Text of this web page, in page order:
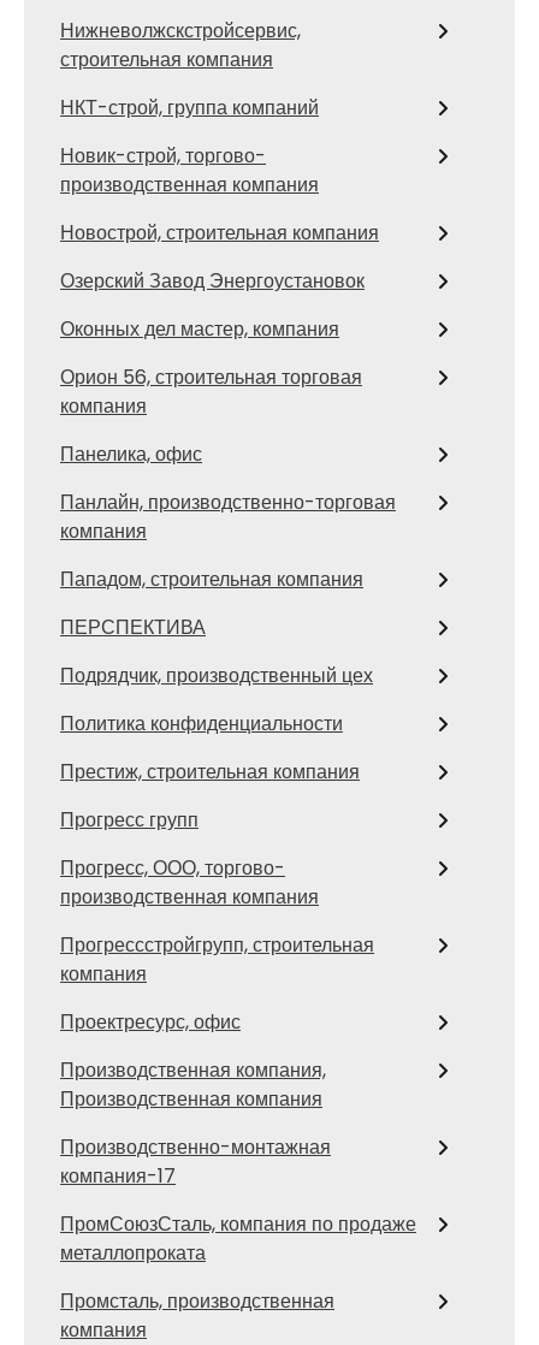
Нижневолжскстройсервис,
строительная компания
НКТ-строй, группа компаний
Новик-строй, торгово-
производственная компания
Новострой, строительная компания
Озерский Завод Энергоустановок
Оконных дел мастер, компания
Орион 56, строительная торговая
компания
Панелика, офис
Панлайн, производственно-торговая
компания
Пападом, строительная компания
ПЕРСПЕКТИВА
Подрядчик, производственный цех
Политика конфиденциальности
Престиж, строительная компания
Прогресс групп
Прогресс, ООО, торгово-
производственная компания
Прогрессстройгрупп, строительная
компания
Проектресурс, офис
Производственная компания,
Производственная компания
Производственно-монтажная
компания-17
ПромСоюзСталь, компания по продаже
металлопроката
Промсталь, производственная
компания